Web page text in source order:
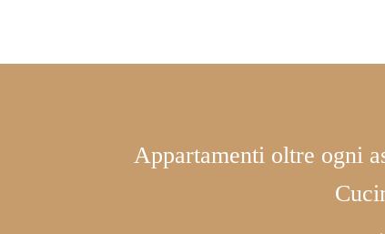
Appartamenti oltre ogni